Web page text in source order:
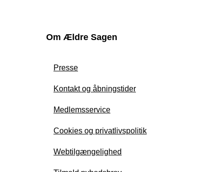
Om Ældre Sagen
Presse
Kontakt og åbningstider
Medlemsservice
Cookies og privatlivspolitik
Webtilgængelighed